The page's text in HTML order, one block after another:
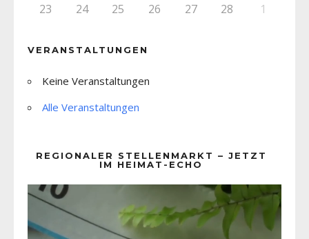
23 24 25 26 27 28 1
VERANSTALTUNGEN
Keine Veranstaltungen
Alle Veranstaltungen
REGIONALER STELLENMARKT – JETZT
IM HEIMAT-ECHO
Player